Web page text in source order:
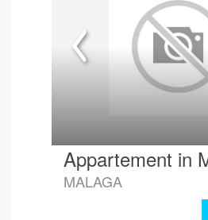
Appartement in
MALAGA